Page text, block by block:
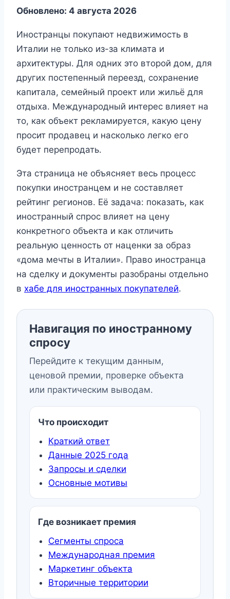
Обновлено: 4 августа 2026
Иностранцы покупают недвижимость в
Италии не только из-за климата и
архитектуры. Для одних это второй дом, для
других постепенный переезд, сохранение
капитала, семейный проект или жильё для
отдыха. Международный интерес влияет на
то, как объект рекламируется, какую цену
просит продавец и насколько легко его
будет перепродать.
Эта страница не объясняет весь процесс
покупки иностранцем и не составляет
рейтинг регионов. Её задача: показать, как
иностранный спрос влияет на цену
конкретного объекта и как отличить
реальную ценность от наценки за образ
«дома мечты в Италии». Право иностранца
на сделку и документы разобраны отдельно
в хабе для иностранных покупателей.
Навигация по иностранному
спросу
Перейдите к текущим данным,
ценовой премии, проверке объекта
или практическим выводам.
Что происходит
Краткий ответ
Данные 2025 года
Запросы и сделки
Основные мотивы
Где возникает премия
Сегменты спроса
Международная премия
Маркетинг объекта
Вторичные территории